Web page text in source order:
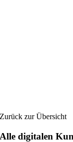
Zurück zur Übersicht
Alle digitalen